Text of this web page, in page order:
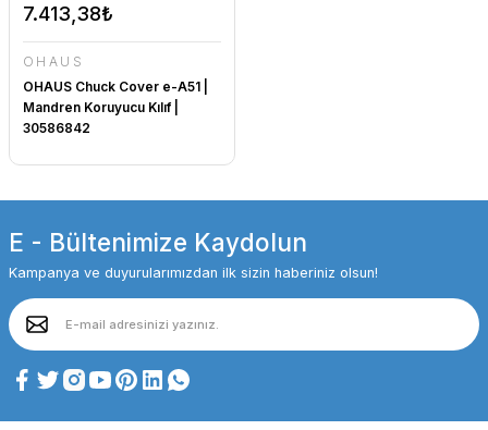
7.413,38₺
OHAUS
OHAUS Chuck Cover e-A51 |
Mandren Koruyucu Kılıf |
30586842
E - Bültenimize Kaydolun
Kampanya ve duyurularımızdan ilk sizin haberiniz olsun!